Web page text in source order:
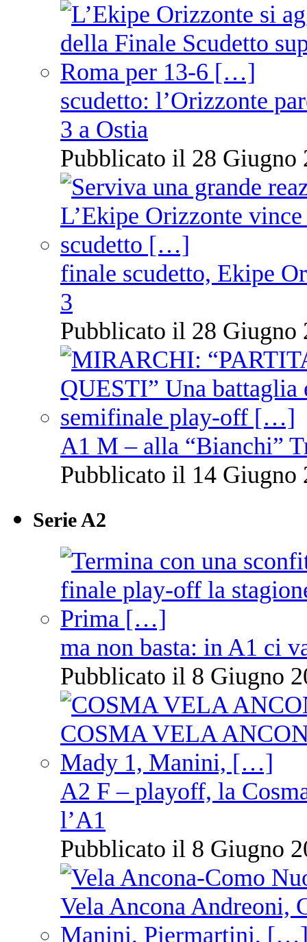
scudetto: l’Orizzonte
3 a Ostia
Pubblicato il 28 Giugno
finale scudetto, Ekipe
3
Pubblicato il 28 Giugno
A1 M – alla “Bianchi”
Pubblicato il 14 Giugno
Serie A2
ma non basta: in A1 ci
Pubblicato il 8 Giugno
A2 F – playoff, la
l’A1
Pubblicato il 8 Giugno